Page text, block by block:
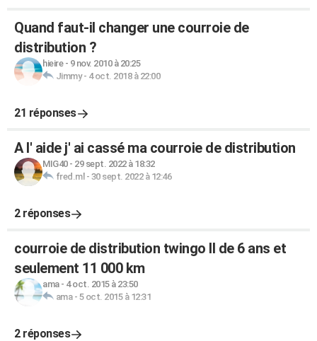
Quand faut-il changer une courroie de
distribution ?
hieire- 9 nov. 2010 à 20:25
Jimmy- 4 oct. 2018 à 22:00
21 réponses
A l' aide j' ai cassé ma courroie de distribution
MIG40- 29 sept. 2022 à 18:32
fred.ml - 30 sept. 2022 à 12:46
2 réponses
courroie de distribution twingo II de 6 ans et
seulement 11 000 km
ama- 4 oct. 2015 à 23:50
ama- 5 oct. 2015 à 12:31
2 réponses